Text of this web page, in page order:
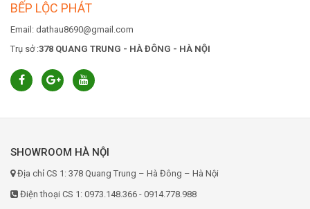
BẾP LỘC PHÁT
Email: dathau8690@gmail.com
Trụ sở :378 QUANG TRUNG - HÀ ĐÔNG - HÀ NỘI
SHOWROOM HÀ NỘI
Địa chỉ CS 1: 378 Quang Trung – Hà Đông – Hà Nội
Điện thoại CS 1: 0973.148.366 - 0914.778.988